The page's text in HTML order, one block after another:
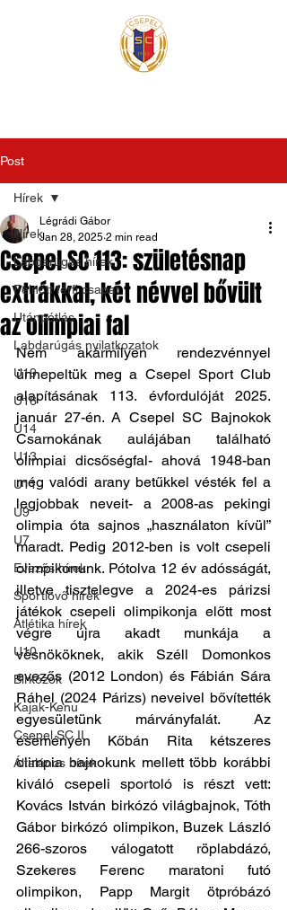
Post
Hírek
Labdarúgás hírek
Felnőtt férfi csapat
Utánpótlás
Labdarúgás nyilatkozatok
U19
U16
U14
U13
U11
U9
U7
Evezős hírek
Sportlövő hírek
Atlétika hírek
U10
Birkózók
Kajak-Kenu
Csepel SC II
Általános hírek
Hírek
Csepel SC 113: születésnap
extrákkal, két névvel bővült
az olimpiai fal
Légrádi Gábor
Jan 28, 2025 2 min read
Nem akármilyen rendezvénnyel
ünnepeltük meg a Csepel Sport Club
alapításának 113. évfordulóját 2025.
január 27-én. A Csepel SC Bajnokok
Csarnokának aulájában található
olimpiai dicsőségfal- ahová 1948-ban
még valódi arany betűkkel vésték fel a
legjobbak neveit- a 2008-as pekingi
olimpia óta sajnos „használaton kívül”
maradt. Pedig 2012-ben is volt csepeli
olimpikonunk. Pótolva 12 év adósságát,
illetve tisztelegve a 2024-es párizsi
játékok csepeli olimpikonja előtt most
végre újra akadt munkája a
vésnököknek, akik Széll Domonkos
evezős (2012 London) és Fábián Sára
Ráhel (2024 Párizs) neveivel bővítették
egyesületünk márványfalát. Az
eseményen Kőbán Rita kétszeres
olimpia bajnokunk mellett több korábbi
kiváló csepeli sportoló is részt vett:
Kovács István birkózó világbajnok, Tóth
Gábor birkózó olimpikon, Buzek László
266-szoros válogatott röplabdázó,
Szekeres Ferenc maratoni futó
olimpikon, Papp Margit ötpróbázó